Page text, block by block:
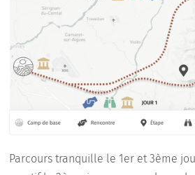
Parcours tranquille le 1er et 3ème